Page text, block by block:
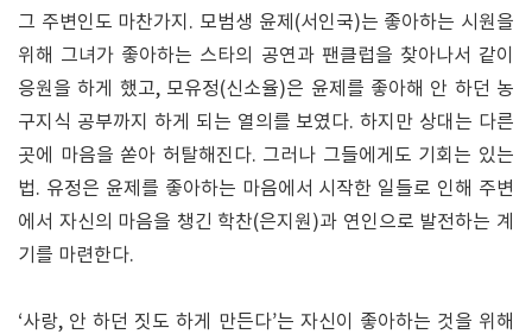
그 주변인도 마찬가지. 모범생 윤제(서인국)는 좋아하는 시원을
위해 그녀가 좋아하는 스타의 공연과 팬클럽을 찾아나서 같이
응원을 하게 했고, 모유정(신소율)은 윤제를 좋아해 안 하던 농
구지식 공부까지 하게 되는 열의를 보였다. 하지만 상대는 다른
곳에 마음을 쏟아 허탈해진다. 그러나 그들에게도 기회는 있는
법. 유정은 윤제를 좋아하는 마음에서 시작한 일들로 인해 주변
에서 자신의 마음을 챙긴 학찬(은지원)과 연인으로 발전하는 계
기를 마련한다.
‘사랑, 안 하던 짓도 하게 만든다’는 자신이 좋아하는 것을 위해